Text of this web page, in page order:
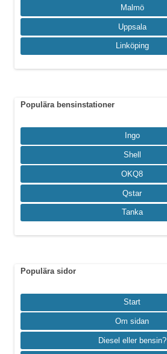
Malmö
Uppsala
Linköping
Populära bensinstationer
Ingo
Shell
OKQ8
Qstar
Tanka
Populära sidor
Start
Om sidan
Diesel eller bensin?